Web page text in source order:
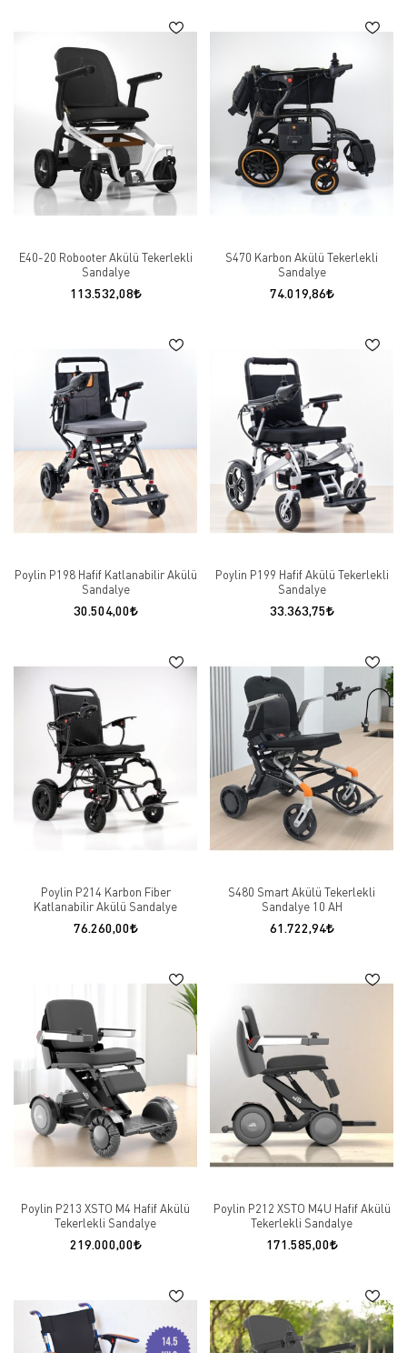
E40-20 Robooter Akülü Tekerlekli
Sandalye
113.532,08
S470 Karbon Akülü Tekerlekli
Sandalye
74.019,86
Poylin P198 Hafif Katlanabilir Akülü
Sandalye
30.504,00
Poylin P199 Hafif Akülü Tekerlekli
Sandalye
33.363,75
Poylin P214 Karbon Fiber
Katlanabilir Akülü Sandalye
76.260,00
S480 Smart Akülü Tekerlekli
Sandalye 10 AH
61.722,94
Poylin P213 XSTO M4 Hafif Akülü
Tekerlekli Sandalye
219.000,00
Poylin P212 XSTO M4U Hafif Akülü
Tekerlekli Sandalye
171.585,00